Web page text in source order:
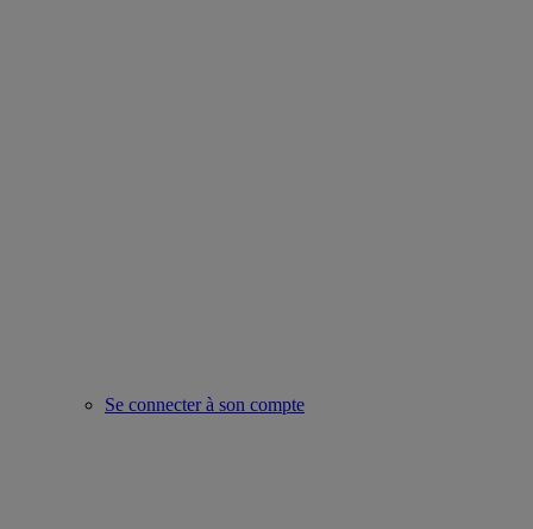
Se connecter à son compte